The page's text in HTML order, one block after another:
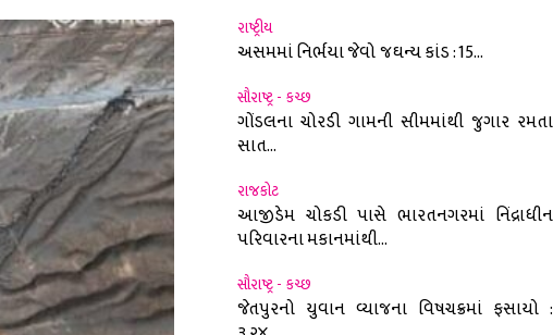
રાષ્ટ્રીય
અસમમાં નિર્ભયા જેવો જઘન્ય કાંડ : 15...
સૌરાષ્ટ્ર - કચ્છ
ગોંડલના ચોરડી ગામની સીમમાંથી જુગાર રમતા
સાત...
રાજકોટ
આજીડેમ ચોકડી પાસે ભારતનગરમાં નિંદ્રાધીન
પરિવારના મકાનમાંથી...
સૌરાષ્ટ્ર - કચ્છ
જેતપુરનો યુવાન વ્યાજના વિષચક્રમાં ફસાયો :